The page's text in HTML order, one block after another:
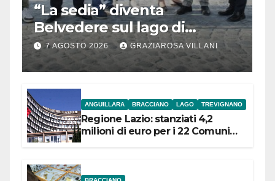
“La sedia” diventa
Belvedere sul lago di
Bracciano: ieri
l’inaugurazione
7 AGOSTO 2026 GRAZIAROSA VILLANI
ANGUILLARA BRACCIANO LAGO TREVIGNANO
Regione Lazio: stanziati 4,2
milioni di euro per i 22 Comuni